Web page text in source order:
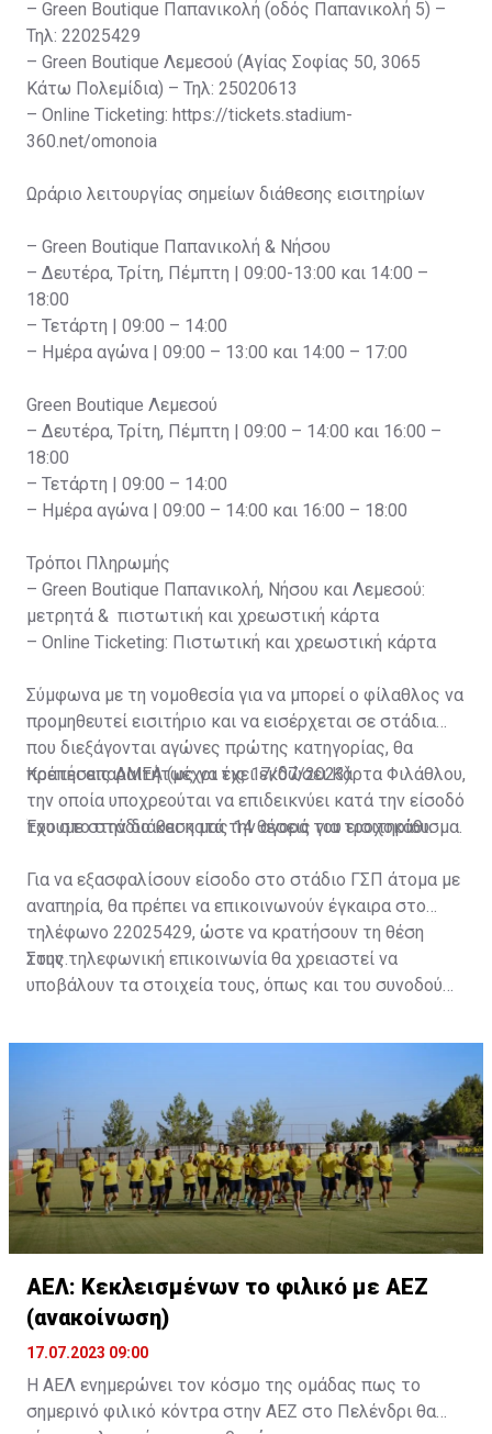
– Green Boutique Παπανικολή (οδός Παπανικολή 5) –
Τηλ: 22025429
– Green Boutique Λεμεσού (Αγίας Σοφίας 50, 3065
Κάτω Πολεμίδια) – Τηλ: 25020613
– Online Ticketing: https://tickets.stadium-
360.net/omonoia
Ωράριο λειτουργίας σημείων διάθεσης εισιτηρίων
– Green Boutique Παπανικολή & Νήσου
– Δευτέρα, Τρίτη, Πέμπτη | 09:00-13:00 και 14:00 –
18:00
– Τετάρτη | 09:00 – 14:00
– Ημέρα αγώνα | 09:00 – 13:00 και 14:00 – 17:00
Green Boutique Λεμεσού
– Δευτέρα, Τρίτη, Πέμπτη | 09:00 – 14:00 και 16:00 –
18:00
– Τετάρτη | 09:00 – 14:00
– Ημέρα αγώνα | 09:00 – 14:00 και 16:00 – 18:00
Τρόποι Πληρωμής
– Green Boutique Παπανικολή, Νήσου και Λεμεσού:
μετρητά & πιστωτική και χρεωστική κάρτα
– Online Ticketing: Πιστωτική και χρεωστική κάρτα
Σύμφωνα με τη νομοθεσία για να μπορεί ο φίλαθλος να
προμηθευτεί εισιτήριο και να εισέρχεται σε στάδια
που διεξάγονται αγώνες πρώτης κατηγορίας, θα
πρέπει απαραιτήτως να έχει εκδώσει Κάρτα Φιλάθλου,
την οποία υποχρεούται να επιδεικνύει κατά την είσοδό
του στο στάδιο και κατά την αγορά του εισιτηρίου.
Κρατήσεις ΑΜΕΑ (μέχρι τις 17/07/2023)
Έχουμε στην διάθεση μας 14 θέσεις για τροχοκάθισμα.
Για να εξασφαλίσουν είσοδο στο στάδιο ΓΣΠ άτομα με
αναπηρία, θα πρέπει να επικοινωνούν έγκαιρα στο
τηλέφωνο 22025429, ώστε να κρατήσουν τη θέση
τους.
Στην τηλεφωνική επικοινωνία θα χρειαστεί να
υποβάλουν τα στοιχεία τους, όπως και του συνοδού
ΑΕΛ: Κεκλεισμένων το φιλικό με ΑΕΖ
(ανακοίνωση)
17.07.2023 09:00
Η ΑΕΛ ενημερώνει τον κόσμο της ομάδας πως το
σημερινό φιλικό κόντρα στην ΑΕΖ στο Πελένδρι θα